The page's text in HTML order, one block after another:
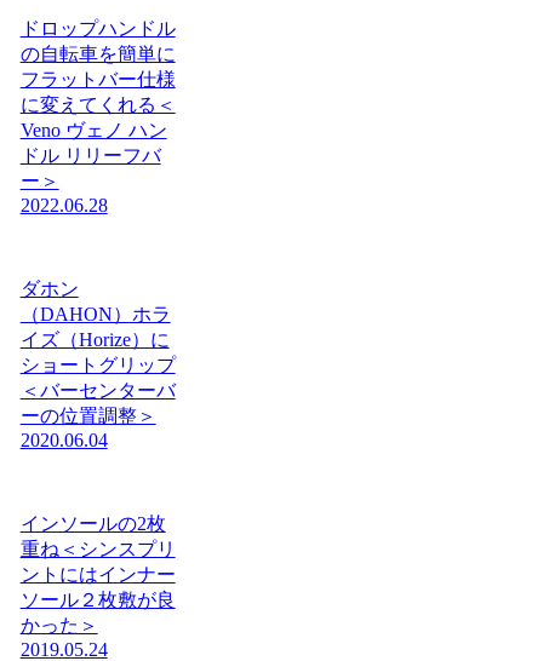
ドロップハンドル
の自転車を簡単に
フラットバー仕様
に変えてくれる＜
Veno ヴェノ ハン
ドル リリーフバ
ー＞
2022.06.28
ダホン
（DAHON）ホラ
イズ（Horize）に
ショートグリップ
＜バーセンターバ
ーの位置調整＞
2020.06.04
インソールの2枚
重ね＜シンスプリ
ントにはインナー
ソール２枚敷が良
かった＞
2019.05.24